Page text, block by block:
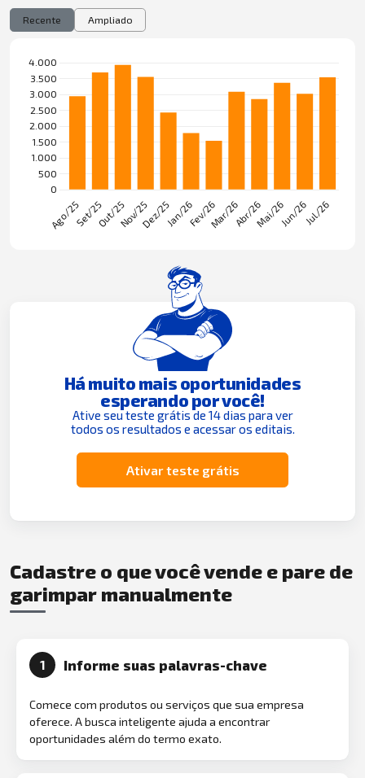
Recente Ampliado
Há muito mais oportunidades
esperando por você!
Ative seu teste grátis de 14 dias para ver
todos os resultados e acessar os editais.
Ativar teste grátis
Cadastre o que você vende e pare de
garimpar manualmente
1 Informe suas palavras-chave
Comece com produtos ou serviços que sua empresa
oferece. A busca inteligente ajuda a encontrar
oportunidades além do termo exato.